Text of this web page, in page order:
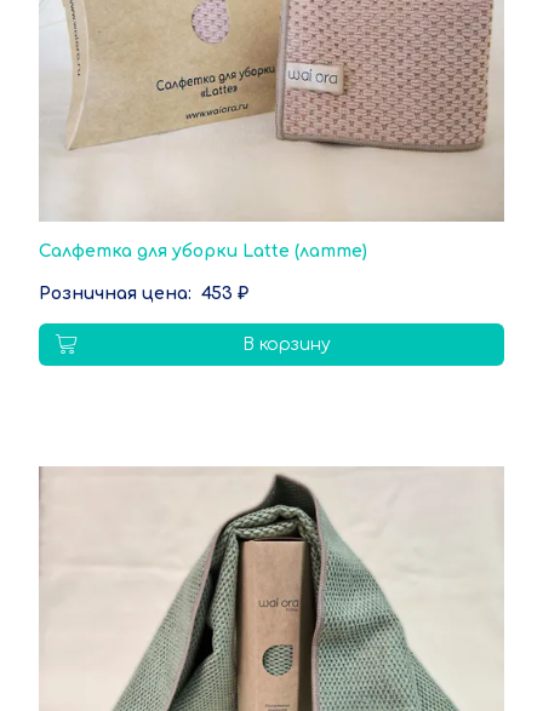
Салфетка для уборки Latte (латте)
453 ₽
В корзину